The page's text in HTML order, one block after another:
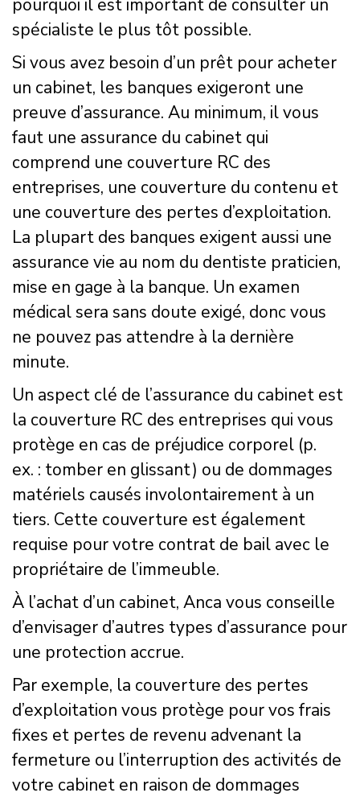
pourquoi il est important de consulter un
spécialiste le plus tôt possible.
Si vous avez besoin d’un prêt pour acheter
un cabinet, les banques exigeront une
preuve d’assurance. Au minimum, il vous
faut une assurance du cabinet qui
comprend une couverture RC des
entreprises, une couverture du contenu et
une couverture des pertes d’exploitation.
La plupart des banques exigent aussi une
assurance vie au nom du dentiste praticien,
mise en gage à la banque. Un examen
médical sera sans doute exigé, donc vous
ne pouvez pas attendre à la dernière
minute.
Un aspect clé de l’assurance du cabinet est
la couverture RC des entreprises qui vous
protège en cas de préjudice corporel (p.
ex. : tomber en glissant) ou de dommages
matériels causés involontairement à un
tiers. Cette couverture est également
requise pour votre contrat de bail avec le
propriétaire de l’immeuble.
À l’achat d’un cabinet, Anca vous conseille
d’envisager d’autres types d’assurance pour
une protection accrue.
Par exemple, la couverture des pertes
d’exploitation vous protège pour vos frais
fixes et pertes de revenu advenant la
fermeture ou l’interruption des activités de
votre cabinet en raison de dommages